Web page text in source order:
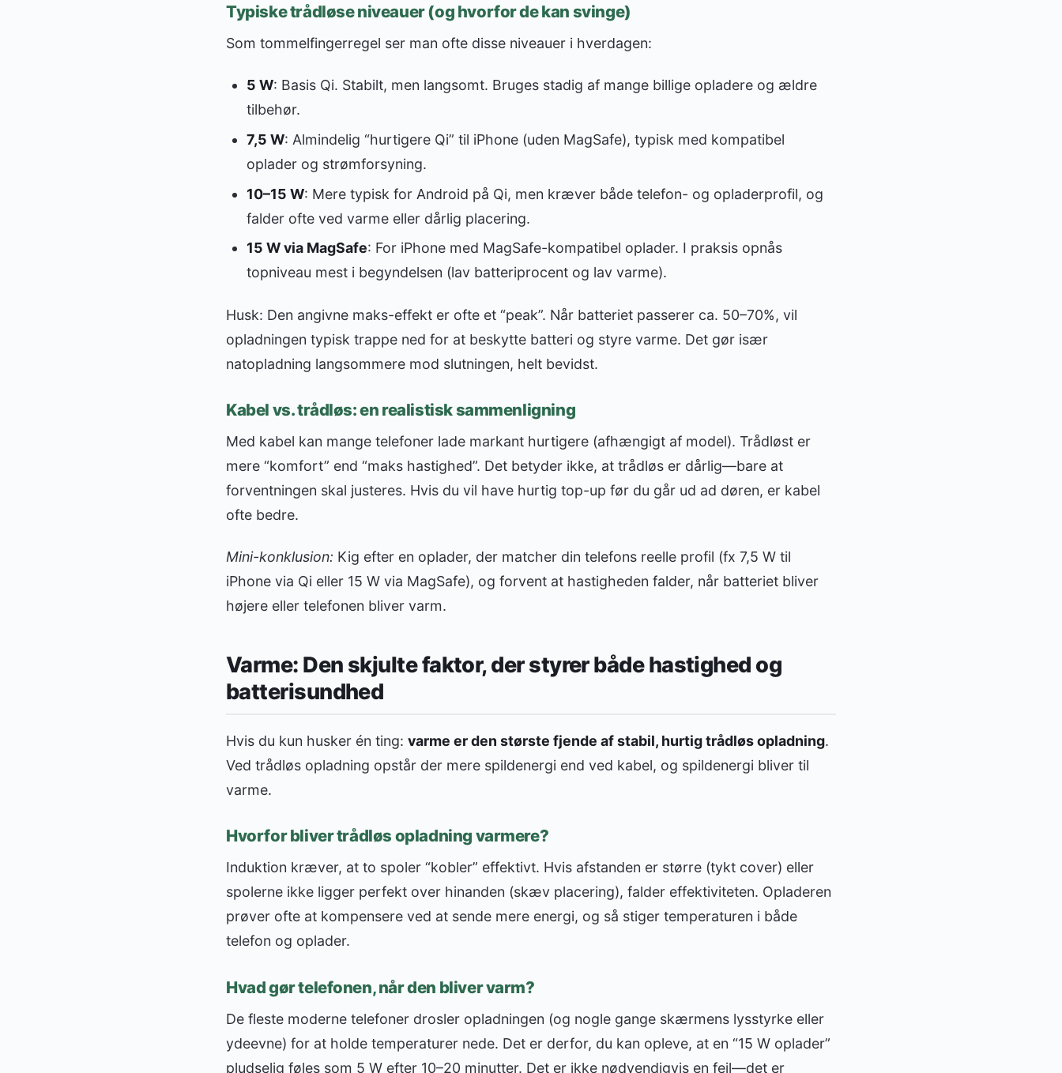
Typiske trådløse niveauer (og hvorfor de kan svinge)
Som tommelfingerregel ser man ofte disse niveauer i hverdagen:
5 W: Basis Qi. Stabilt, men langsomt. Bruges stadig af mange billige opladere og ældre
tilbehør.
7,5 W: Almindelig “hurtigere Qi” til iPhone (uden MagSafe), typisk med kompatibel
oplader og strømforsyning.
10–15 W: Mere typisk for Android på Qi, men kræver både telefon- og opladerprofil, og
falder ofte ved varme eller dårlig placering.
15 W via MagSafe: For iPhone med MagSafe-kompatibel oplader. I praksis opnås
topniveau mest i begyndelsen (lav batteriprocent og lav varme).
Husk: Den angivne maks-effekt er ofte et “peak”. Når batteriet passerer ca. 50–70%, vil
opladningen typisk trappe ned for at beskytte batteri og styre varme. Det gør især
natopladning langsommere mod slutningen, helt bevidst.
Kabel vs. trådløs: en realistisk sammenligning
Med kabel kan mange telefoner lade markant hurtigere (afhængigt af model). Trådløst er
mere “komfort” end “maks hastighed”. Det betyder ikke, at trådløs er dårlig—bare at
forventningen skal justeres. Hvis du vil have hurtig top-up før du går ud ad døren, er kabel
ofte bedre.
Mini-konklusion: Kig efter en oplader, der matcher din telefons reelle profil (fx 7,5 W til
iPhone via Qi eller 15 W via MagSafe), og forvent at hastigheden falder, når batteriet bliver
højere eller telefonen bliver varm.
Varme: Den skjulte faktor, der styrer både hastighed og
batterisundhed
Hvis du kun husker én ting: varme er den største fjende af stabil, hurtig trådløs opladning.
Ved trådløs opladning opstår der mere spildenergi end ved kabel, og spildenergi bliver til
varme.
Hvorfor bliver trådløs opladning varmere?
Induktion kræver, at to spoler “kobler” effektivt. Hvis afstanden er større (tykt cover) eller
spolerne ikke ligger perfekt over hinanden (skæv placering), falder effektiviteten. Opladeren
prøver ofte at kompensere ved at sende mere energi, og så stiger temperaturen i både
telefon og oplader.
Hvad gør telefonen, når den bliver varm?
De fleste moderne telefoner drosler opladningen (og nogle gange skærmens lysstyrke eller
ydeevne) for at holde temperaturer nede. Det er derfor, du kan opleve, at en “15 W oplader”
pludselig føles som 5 W efter 10–20 minutter. Det er ikke nødvendigvis en fejl—det er